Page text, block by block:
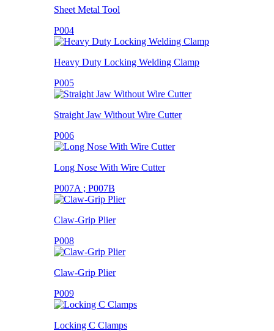
Sheet Metal Tool
P004
Heavy Duty Locking Welding Clamp
P005
Straight Jaw Without Wire Cutter
P006
Long Nose With Wire Cutter
P007A ; P007B
Claw-Grip Plier
P008
Claw-Grip Plier
P009
Locking C Clamps